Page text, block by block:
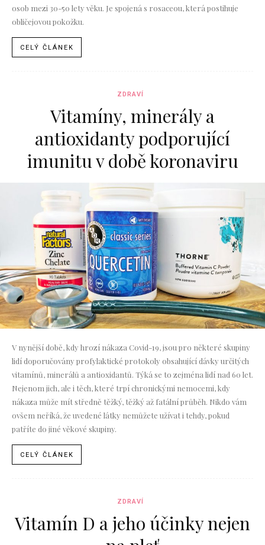
osob mezi 30-50 lety věku. Je spojená s rosaceou, která postihuje
obličejovou pokožku.
CELÝ ČLÁNEK
ZDRAVÍ
Vitamíny, minerály a
antioxidanty podporující
imunitu v době koronaviru
V nynější době, kdy hrozí nákaza Covid-19, jsou pro některé skupiny
lidí doporučovány profylaktické protokoly obsahující dávky určitých
vitamínů, minerálů a antioxidantů. Týká se to zejména lidí nad 60 let.
Nejenom jich, ale i těch, které trpí chronickými nemocemi, kdy
nákaza může mít středně těžký, těžký až fatální průběh. Nikdo vám
ovšem neříká, že uvedené látky nemůžete užívat i tehdy, pokud
patříte do jiné věkové skupiny.
CELÝ ČLÁNEK
ZDRAVÍ
Vitamín D a jeho účinky nejen